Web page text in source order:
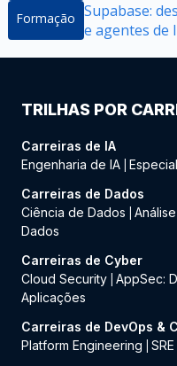
Formação Supabase:
e agentes de
TRILHAS POR
Carreiras de IA
Engenharia de IA
Carreiras de Dados
Ciência de Dados
Dados
Carreiras de Cyber
Cloud Security AppSec:
Aplicações
Carreiras de DevOps &
Platform Engineering